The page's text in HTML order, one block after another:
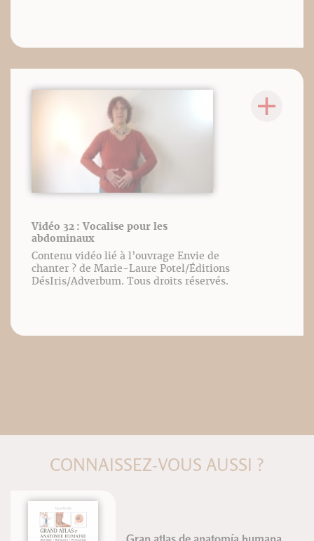
Vidéo 32 : Vocalise pour les
abdominaux
Contenu vidéo lié à l’ouvrage Envie de
chanter ? de Marie-Laure Potel/Éditions
DésIris/Adverbum. Tous droits réservés.
CONNAISSEZ-VOUS AUSSI ?
Bilan & perspectives Paris 2024